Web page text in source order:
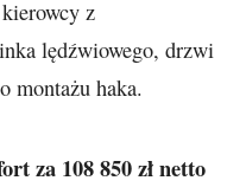
z
lędźwiowego, drzwi
montażu haka.
za 108 850 zł netto